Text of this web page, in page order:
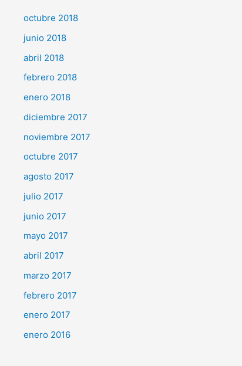
octubre 2018
junio 2018
abril 2018
febrero 2018
enero 2018
diciembre 2017
noviembre 2017
octubre 2017
agosto 2017
julio 2017
junio 2017
mayo 2017
abril 2017
marzo 2017
febrero 2017
enero 2017
enero 2016